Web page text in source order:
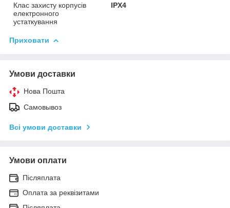
Клас захисту корпусів
електронного
устаткування
IPX4
Приховати
Умови доставки
Нова Пошта
Самовывоз
Всі умови доставки
Умови оплати
Післяплата
Оплата за реквізитами